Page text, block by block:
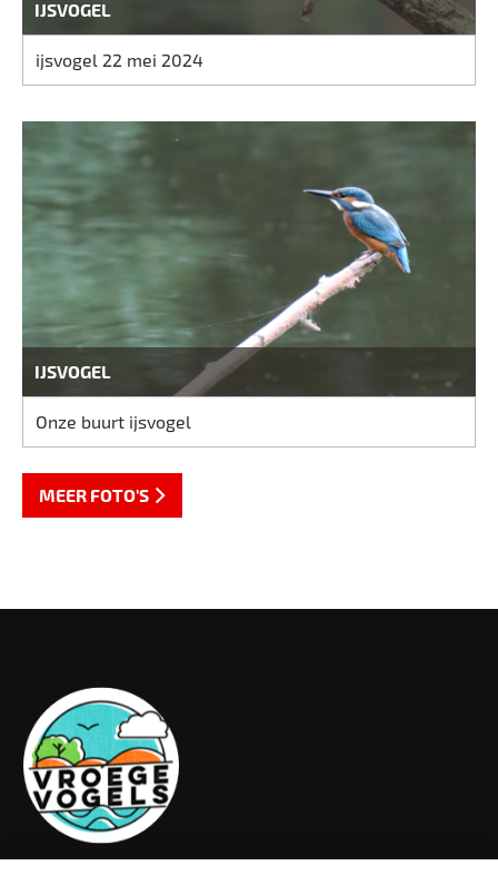
IJSVOGEL
ijsvogel 22 mei 2024
IJSVOGEL
Onze buurt ijsvogel
MEER FOTO'S